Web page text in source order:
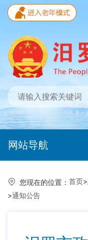
网站导航
您现在的位置： 首页>
>通知公告